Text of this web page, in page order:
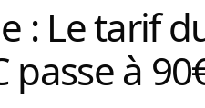
: Le tarif
passe à